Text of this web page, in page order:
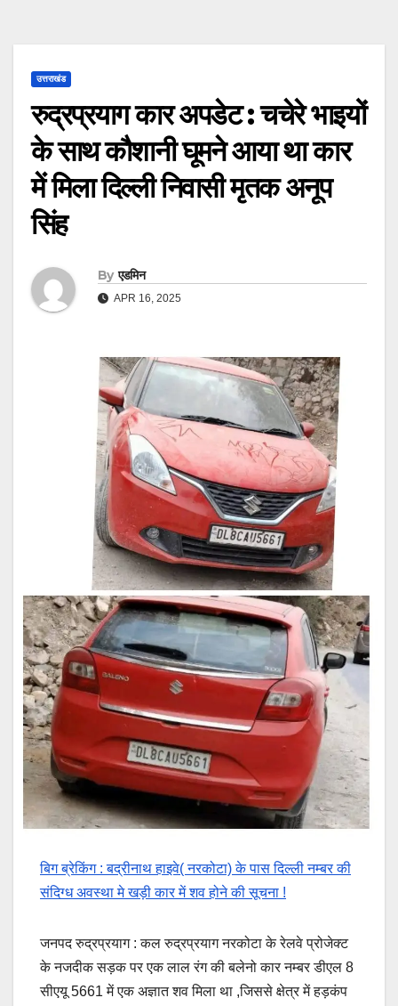
उत्तराखंड
रुद्रप्रयाग कार अपडेट : चचेरे भाइयों
के साथ कौशानी घूमने आया था कार
में मिला दिल्ली निवासी मृतक अनूप
सिंह
By एडमिन
APR 16, 2025
बिग ब्रेकिंग : बद्रीनाथ हाइवे( नरकोटा) के पास दिल्ली नम्बर की
संदिग्ध अवस्था मे खड़ी कार में शव होने की सूचना !
जनपद रुद्रप्रयाग : कल रुद्रप्रयाग नरकोटा के रेलवे प्रोजेक्ट
के नजदीक सड़क पर एक लाल रंग की बलेनो कार नम्बर डीएल 8
सीएयू 5661 में एक अज्ञात शव मिला था ,जिससे क्षेत्र में हड़कंप